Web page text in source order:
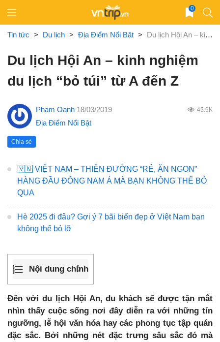
content
0
Tin tức > Du lịch > Địa Điểm Nổi Bật > Du lịch Hội An – kinh nghiệm du lịch “bỏ túi” từ A đến Z
Du lịch Hội An – kinh nghiệm
du lịch “bỏ túi” từ A đến Z
Phạm Oanh 18/03/2019 45.9K
Địa Điểm Nổi Bật
Chia sẻ
🇻🇳 VIỆT NAM – THIÊN ĐƯỜNG “RẺ, ĂN NGON”
HÀNG ĐẦU ĐÔNG NAM Á MÀ BẠN KHÔNG THỂ BỎ
QUA
Hè 2025 đi đâu? Gợi ý 7 bãi biển đẹp ở Việt Nam bạn
không thể bỏ lỡ
Nội dung chính
Đến với du lịch Hội An, du khách sẽ được tận mắt
nhìn thấy cuộc sống nơi đây diễn ra với những tín
ngưỡng, lễ hội văn hóa hay các phong tục tập quán
đặc sắc. Bởi những nét đặc trưng sâu sắc đó mà